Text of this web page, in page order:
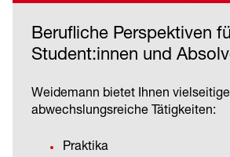
Berufliche Perspektiven
Student:innen und
Weidemann bietet Ihnen
abwechslungsreiche Tätigkeiten:
Praktika